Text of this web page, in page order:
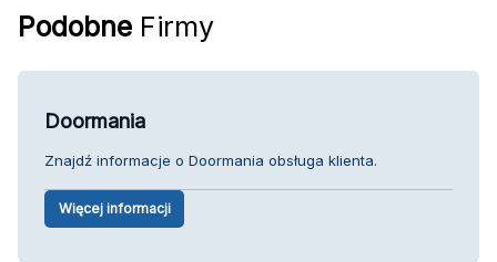
Podobne Firmy
Doormania
Znajdź informacje o Doormania obsługa klienta.
Więcej informacji